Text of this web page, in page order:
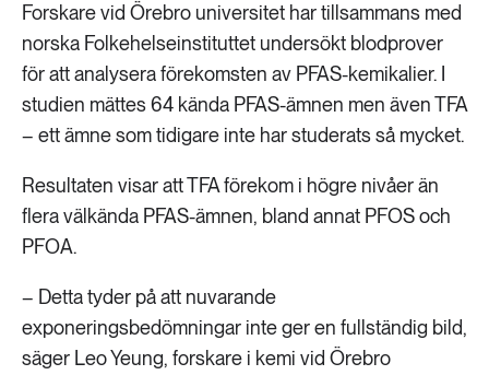
Forskare vid Örebro universitet har tillsammans med
norska Folkehelseinstituttet undersökt blodprover
för att analysera förekomsten av PFAS-kemikalier. I
studien mättes 64 kända PFAS-ämnen men även TFA
– ett ämne som tidigare inte har studerats så mycket.
Resultaten visar att TFA förekom i högre nivåer än
flera välkända PFAS-ämnen, bland annat PFOS och
PFOA.
– Detta tyder på att nuvarande
exponeringsbedömningar inte ger en fullständig bild,
säger Leo Yeung, forskare i kemi vid Örebro